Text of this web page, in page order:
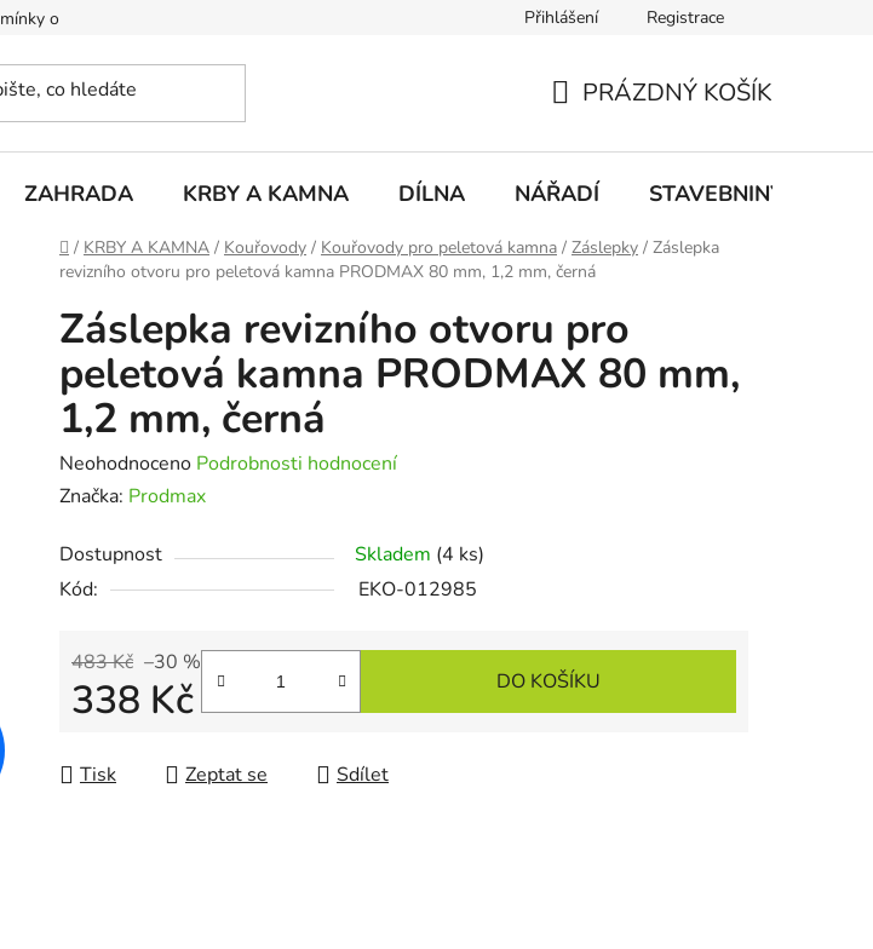
ochrany osobních údajů Doprava a platbaPřihlášení Registrace
KOŠÍK
PRÁZDNÝ KOŠÍK
ZAHRADA KRBY A KAMNA DÍLNA NÁŘADÍ STAVEBNINY
Domů
/ KRBY A KAMNA / Kouřovody / Kouřovody pro peletová kamna / Záslepky / Záslepka
revizního otvoru pro peletová kamna PRODMAX 80 mm, 1,2 mm, černá
Záslepka revizního otvoru pro
peletová kamna PRODMAX 80 mm,
1,2 mm, černá
Průměrné
hodnocení
je
0,0
hvězdiček.
Neohodnoceno Podrobnosti hodnocení
Značka: Prodmax
Dostupnost Skladem (4 ks)
Kód:
EKO-012985
483 Kč –30 %
338 Kč DO KOŠÍKU
Tisk Zeptat se Sdílet